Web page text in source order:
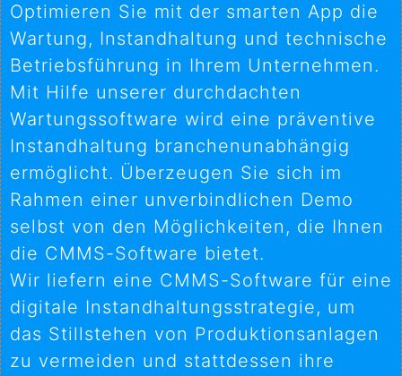
Optimieren Sie mit der smarten App die
Wartung, Instandhaltung und technische
Betriebsführung in Ihrem Unternehmen.
Mit Hilfe unserer durchdachten
Wartungssoftware wird eine präventive
Instandhaltung branchenunabhängig
ermöglicht. Überzeugen Sie sich im
Rahmen einer unverbindlichen Demo
selbst von den Möglichkeiten, die Ihnen
die CMMS-Software bietet.
Wir liefern eine CMMS-Software für eine
digitale Instandhaltungsstrategie, um
das Stillstehen von Produktionsanlagen
zu vermeiden und stattdessen ihre